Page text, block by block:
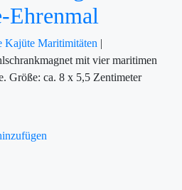
Kajüte Maritimitäten |
mit vier maritimen
Größe: ca. 8 x 5,5 Zentimeter